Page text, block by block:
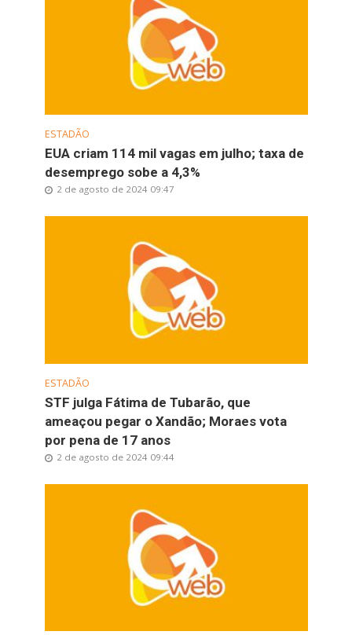
ESTADÃO
EUA criam 114 mil vagas em julho; taxa de
desemprego sobe a 4,3%
2 de agosto de 2024 09:47
ESTADÃO
STF julga Fátima de Tubarão, que
ameaçou pegar o Xandão; Moraes vota
por pena de 17 anos
2 de agosto de 2024 09:44